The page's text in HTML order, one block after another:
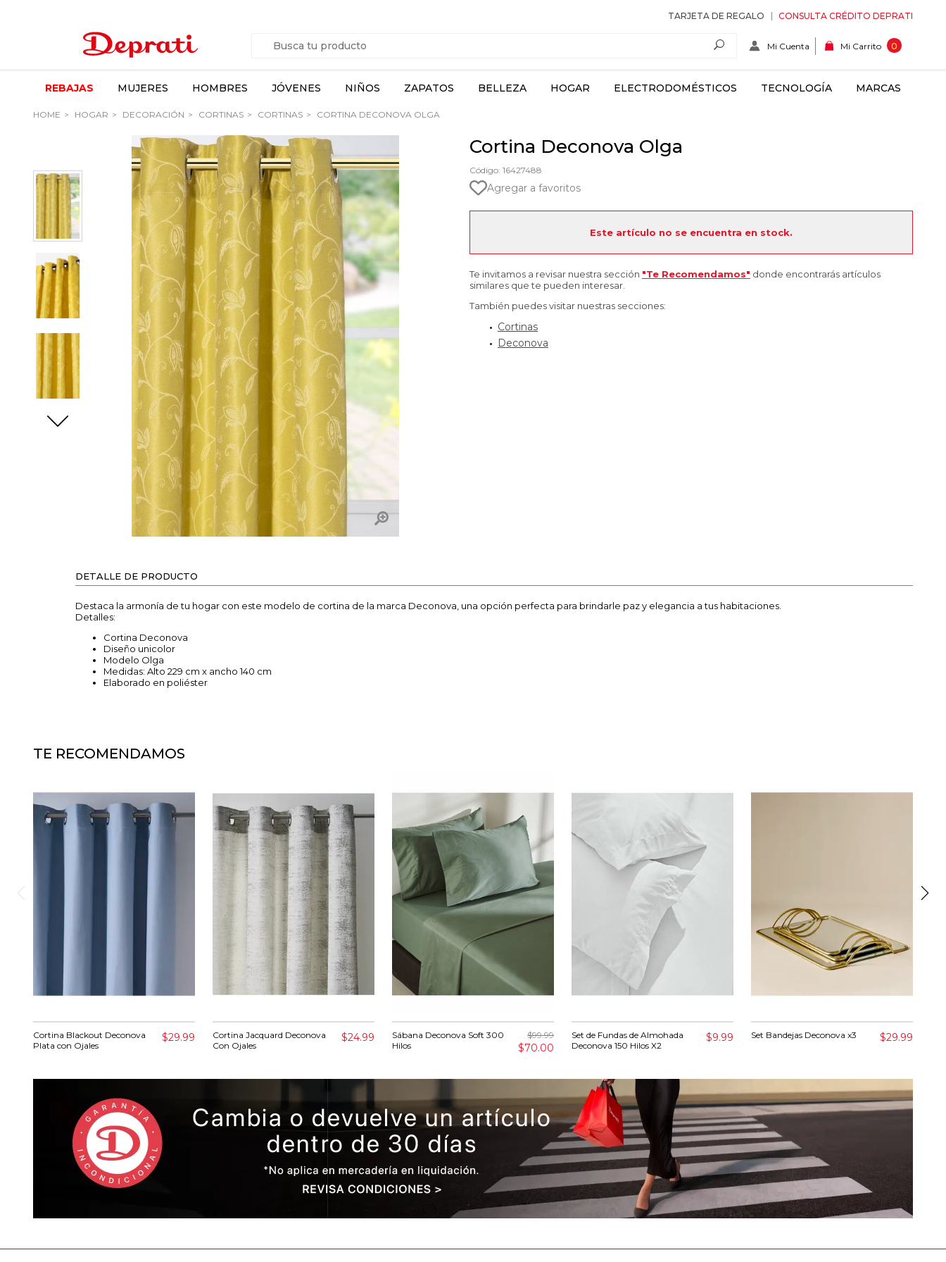
TARJETA DE REGALO CONSULTA CRÉDITO DEPRATI
Mi Cuenta Mi Carrito 0
REBAJAS MUJERES HOMBRES JÓVENES NIÑOS ZAPATOS BELLEZA HOGAR ELECTRODOMÉSTICOS TECNOLOGÍA MARCAS
HOME HOGAR DECORACIÓN CORTINAS CORTINAS CORTINA DECONOVA OLGA
Cortina Deconova Olga
Código: 16427488
Agregar a favoritos
Este artículo no se encuentra en stock.
Te invitamos a revisar nuestra sección "Te Recomendamos" donde encontrarás artículos
similares que te pueden interesar.
También puedes visitar nuestras secciones:
Cortinas
Deconova
DETALLE DE PRODUCTO
Destaca la armonía de tu hogar con este modelo de cortina de la marca Deconova, una opción perfecta para brindarle paz y elegancia a tus habitaciones.
Detalles:
Cortina Deconova
Diseño unicolor
Modelo Olga
Medidas: Alto 229 cm x ancho 140 cm
Elaborado en poliéster
TE RECOMENDAMOS
Cortina Blackout Deconova
Plata con Ojales
$29.99
Cortina Jacquard Deconova
Con Ojales
$24.99
Sábana Deconova Soft 300
Hilos
$99.99
$70.00
Set de Fundas de Almohada
Deconova 150 Hilos X2
$9.99 Set Bandejas Deconova x3 $29.99